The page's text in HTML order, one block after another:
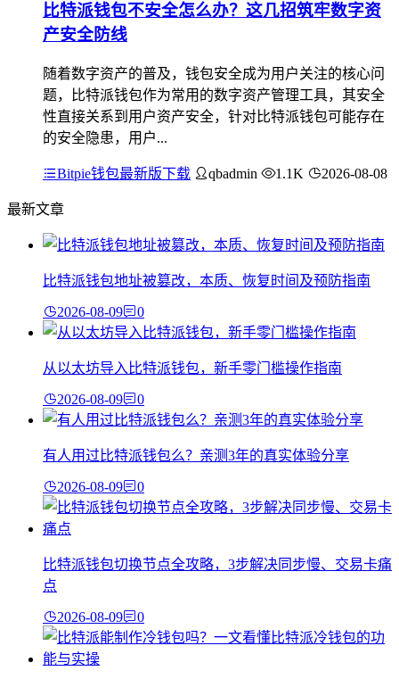
比特派钱包不安全怎么办？这几招筑牢数字资
产安全防线
随着数字资产的普及，钱包安全成为用户关注的核心问
题，比特派钱包作为常用的数字资产管理工具，其安全
性直接关系到用户资产安全，针对比特派钱包可能存在
的安全隐患，用户...
Bitpie钱包最新版下载 qbadmin 1.1K 2026-08-08
最新文章
比特派钱包地址被篡改，本质、恢复时间及预防指南
2026-08-09 0
从以太坊导入比特派钱包，新手零门槛操作指南
2026-08-09 0
有人用过比特派钱包么？亲测3年的真实体验分享
2026-08-09 0
比特派钱包切换节点全攻略，3步解决同步慢、交易卡痛
点
2026-08-09 0